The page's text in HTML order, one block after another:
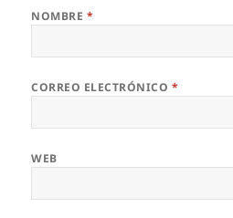
NOMBRE *
CORREO ELECTRÓNICO *
WEB